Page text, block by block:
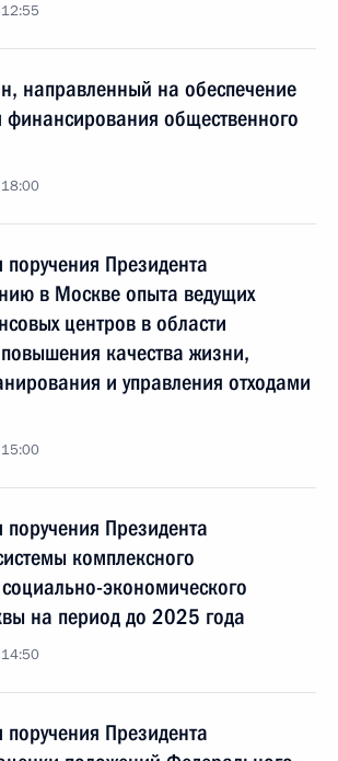
направленный на обеспечение
финансирования общественного
Президента
в Москве опыта ведущих
центров в области
качества жизни,
и управления отходами
Президента
комплексного
экономического
на период до 2025 года
Президента